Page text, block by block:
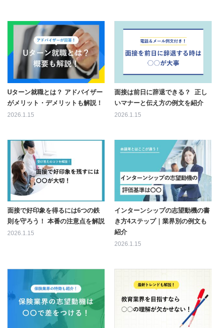
Uターン就職とは？ アドバイザー
がメリット・デメリットも解説！
2026.1.15
面接は前日に辞退できる？ 正し
いマナーと伝え方の例文を紹介
2026.1.15
面接で好印象を得るには6つの鉄
則を守ろう！ 本番の注意点を解説
2026.1.15
インターンシップの志望動機の書
き方4ステップ｜業界別の例文も
紹介
2026.1.15